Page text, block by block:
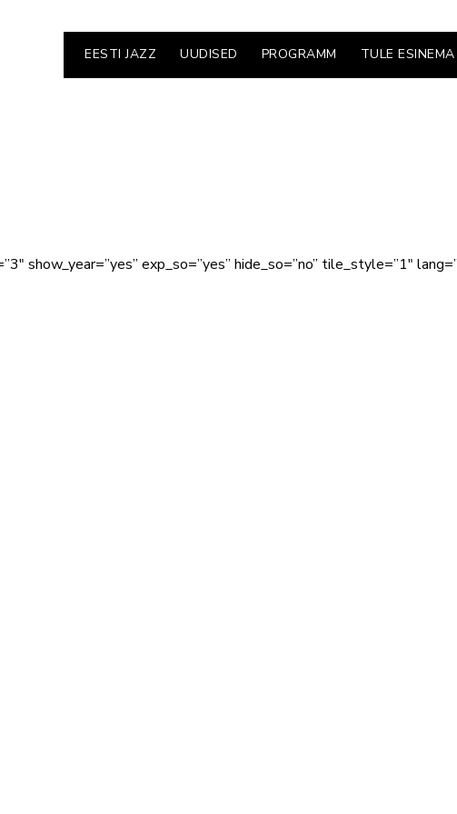
EESTI JAZZ UUDISED PROGRAMM TULE ESINEMA
show_year=”yes” exp_so=”yes” hide_so=”no” tile_style=”1″